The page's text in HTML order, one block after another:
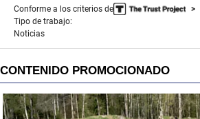
Conforme a los criterios de
Tipo de trabajo:
Noticias